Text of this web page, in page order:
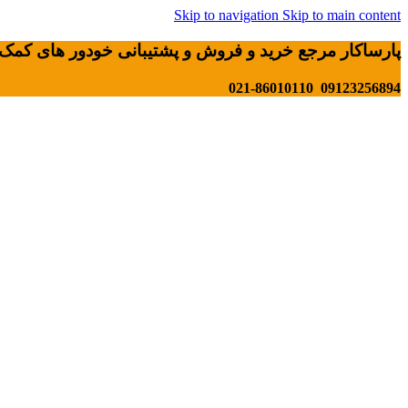
Skip to navigation Skip to main content
پارساکار مرجع خرید و فروش و پشتیبانی خودور های کمک
09123256894 021-86010110